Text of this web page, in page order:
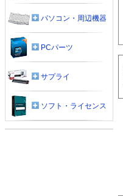
パソコン・周辺機器
PCパーツ
サプライ
ソフト・ライセンス